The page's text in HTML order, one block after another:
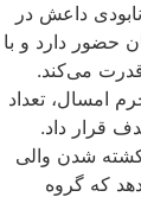
داعش در
حضور دارد و با
قدرت می‌کند.
امسال، تعداد
قرار داد.
شدن والی
که گروه